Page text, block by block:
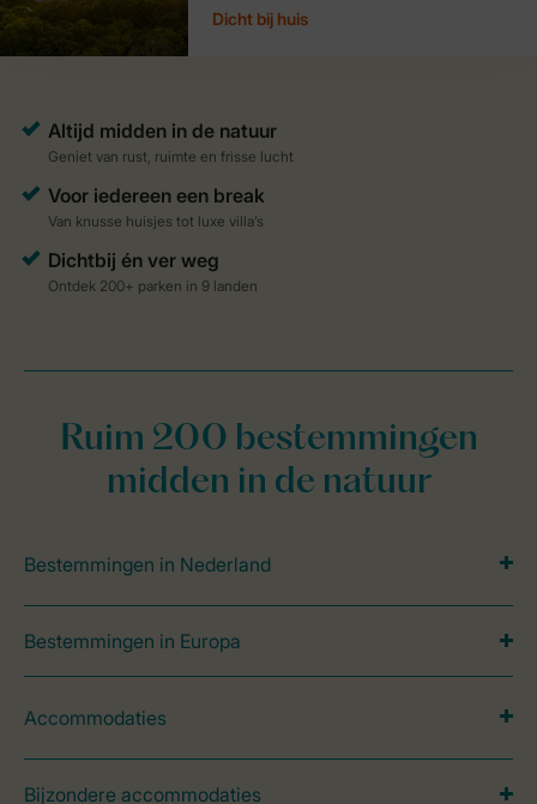
Dicht bij huis
Ruim 200 bestemmingen
midden in de natuur
Bestemmingen in Nederland
Bestemmingen in Europa
Accommodaties
Bijzondere accommodaties